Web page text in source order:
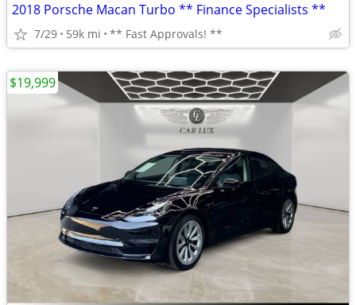
2018 Porsche Macan Turbo ** Finance Specialists **
7/29 59k mi ** Fast Approvals! **
$19,999